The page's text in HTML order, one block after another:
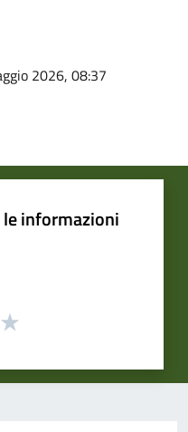
2026, 08:37
informazioni